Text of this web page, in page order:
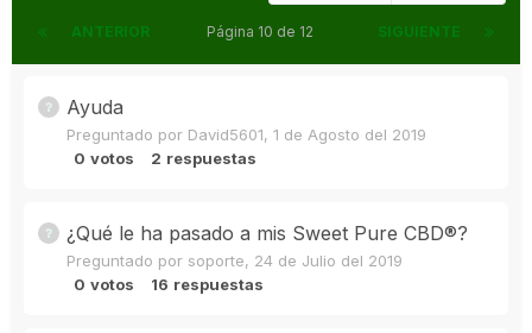
ANTERIOR SIGUIENTE
Página 10 de 12
Ayuda
Preguntado por David5601, 1 de Agosto del 2019
0 votos 2 respuestas
¿Qué le ha pasado a mis Sweet Pure CBD®?
Preguntado por soporte, 24 de Julio del 2019
0 votos 16 respuestas